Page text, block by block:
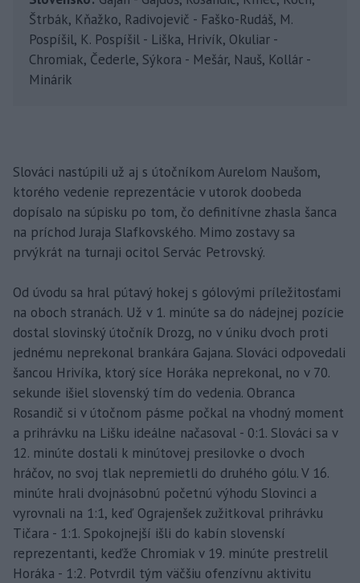
Štrbák, Kňažko, Radivojevič - Faško-Rudáš, M.
Pospíšil, K. Pospíšil - Liška, Hrivík, Okuliar -
Chromiak, Čederle, Sýkora - Mešár, Nauš, Kollár -
Minárik
Slováci nastúpili už aj s útočníkom Aurelom Naušom,
ktorého vedenie reprezentácie v utorok doobeda
dopísalo na súpisku po tom, čo definitívne zhasla šanca
na príchod Juraja Slafkovského. Mimo zostavy sa
prvýkrát na turnaji ocitol Servác Petrovský.
Od úvodu sa hral pútavý hokej s gólovými príležitosťami
na oboch stranách. Už v 1. minúte sa do nádejnej pozície
dostal slovinský útočník Drozg, no v úniku dvoch proti
jednému neprekonal brankára Gajana. Slováci odpovedali
šancou Hrivíka, ktorý síce Horáka neprekonal, no v 70.
sekunde išiel slovenský tím do vedenia. Obranca
Rosandič si v útočnom pásme počkal na vhodný moment
a prihrávku na Lišku ideálne načasoval - 0:1. Slováci sa v
12. minúte dostali k minútovej presilovke o dvoch
hráčov, no svoj tlak nepremietli do druhého gólu. V 16.
minúte hrali dvojnásobnú početnú výhodu Slovinci a
vyrovnali na 1:1, keď Ograjenšek zužitkoval prihrávku
Tičara - 1:1. Spokojnejší išli do kabín slovenskí
reprezentanti, keďže Chromiak v 19. minúte prestrelil
Horáka - 1:2. Potvrdil tým väčšiu ofenzívnu aktivitu